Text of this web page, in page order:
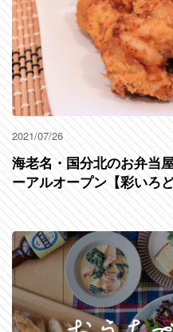
2021/07/26
海老名・国分北のお弁当
ーアルオープン【彩いろ